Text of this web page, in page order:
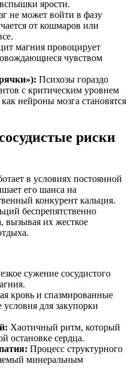
ярости.
не может войти в фазу
от кошмаров или
магния провоцирует
чувством
Психозы гораздо
с критическим уровнем
нейроны мозга становятся
риски
в условиях постоянной
его шанса на
конкурент кальция.
беспрепятственно
вызывая их жесткое
сужение сосудистого
кровь и спазмированные
для закупорки
Хаотичный ритм, который
остановке сердца.
Процесс структурного
минеральным